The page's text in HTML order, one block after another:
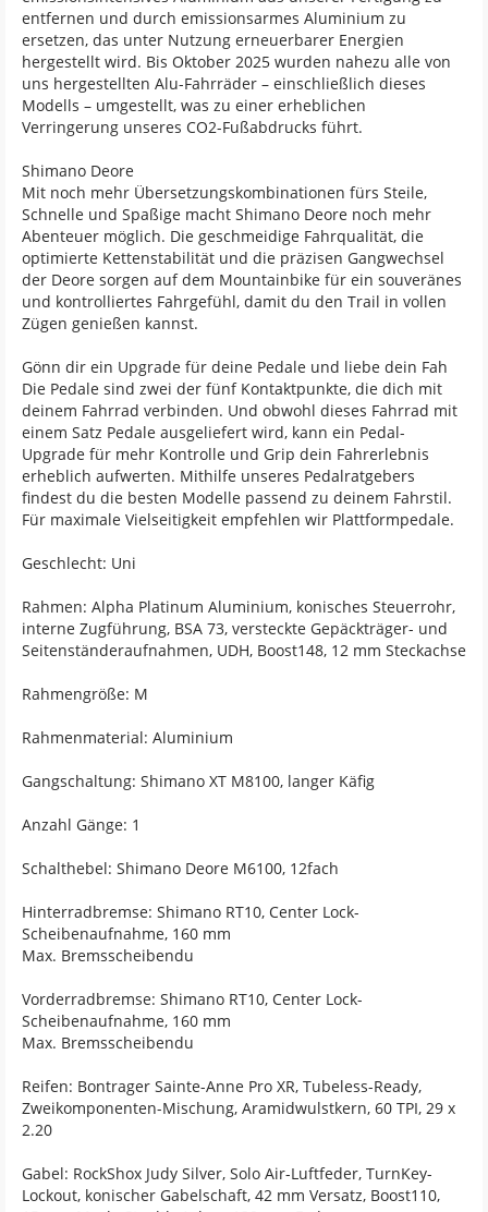
entfernen und durch emissionsarmes Aluminium zu
ersetzen, das unter Nutzung erneuerbarer Energien
hergestellt wird. Bis Oktober 2025 wurden nahezu alle von
uns hergestellten Alu-Fahrräder – einschließlich dieses
Modells – umgestellt, was zu einer erheblichen
Verringerung unseres CO2-Fußabdrucks führt.
Shimano Deore
Mit noch mehr Übersetzungskombinationen fürs Steile,
Schnelle und Spaßige macht Shimano Deore noch mehr
Abenteuer möglich. Die geschmeidige Fahrqualität, die
optimierte Kettenstabilität und die präzisen Gangwechsel
der Deore sorgen auf dem Mountainbike für ein souveränes
und kontrolliertes Fahrgefühl, damit du den Trail in vollen
Zügen genießen kannst.
Gönn dir ein Upgrade für deine Pedale und liebe dein Fah
Die Pedale sind zwei der fünf Kontaktpunkte, die dich mit
deinem Fahrrad verbinden. Und obwohl dieses Fahrrad mit
einem Satz Pedale ausgeliefert wird, kann ein Pedal-
Upgrade für mehr Kontrolle und Grip dein Fahrerlebnis
erheblich aufwerten. Mithilfe unseres Pedalratgebers
findest du die besten Modelle passend zu deinem Fahrstil.
Für maximale Vielseitigkeit empfehlen wir Plattformpedale.
Geschlecht: Uni
Rahmen: Alpha Platinum Aluminium, konisches Steuerrohr,
interne Zugführung, BSA 73, versteckte Gepäckträger- und
Seitenständeraufnahmen, UDH, Boost148, 12 mm Steckachse
Rahmengröße: M
Rahmenmaterial: Aluminium
Gangschaltung: Shimano XT M8100, langer Käfig
Anzahl Gänge: 1
Schalthebel: Shimano Deore M6100, 12fach
Hinterradbremse: Shimano RT10, Center Lock-
Scheibenaufnahme, 160 mm
Max. Bremsscheibendu
Vorderradbremse: Shimano RT10, Center Lock-
Scheibenaufnahme, 160 mm
Max. Bremsscheibendu
Reifen: Bontrager Sainte-Anne Pro XR, Tubeless-Ready,
Zweikomponenten-Mischung, Aramidwulstkern, 60 TPI, 29 x
2.20
Gabel: RockShox Judy Silver, Solo Air-Luftfeder, TurnKey-
Lockout, konischer Gabelschaft, 42 mm Versatz, Boost110,